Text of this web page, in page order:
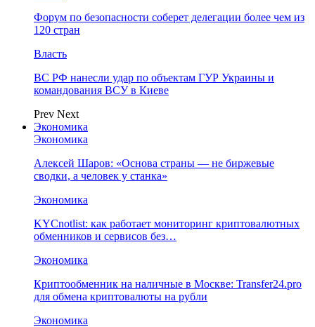
Форум по безопасности соберет делегации более чем из
120 стран
Власть
ВС РФ нанесли удар по объектам ГУР Украины и
командования ВСУ в Киеве
Prev Next
Экономика
Экономика
Алексей Шаров: «Основа страны — не биржевые
сводки, а человек у станка»
Экономика
KYCnotlist: как работает мониторинг криптовалютных
обменников и сервисов без…
Экономика
Криптообменник на наличные в Москве: Transfer24.pro
для обмена криптовалюты на рубли
Экономика